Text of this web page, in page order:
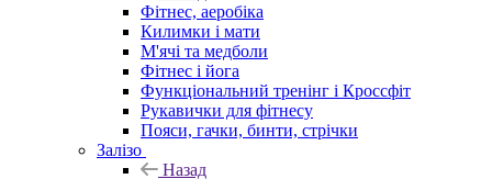
Фітнес, аеробіка
Килимки і мати
М'ячі та медболи
Фітнес і йога
Функціональний тренінг і Кроссфіт
Рукавички для фітнесу
Пояси, гачки, бинти, стрічки
Залізо
Назад